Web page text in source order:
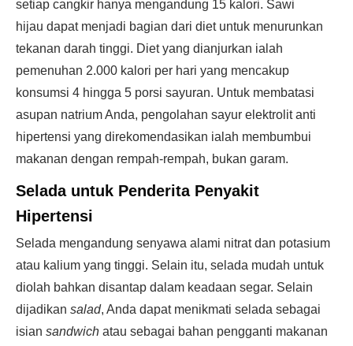
setiap cangkir hanya mengandung 15 kalori. Sawi
hijau dapat menjadi bagian dari diet untuk menurunkan
tekanan darah tinggi. Diet yang dianjurkan ialah
pemenuhan 2.000 kalori per hari yang mencakup
konsumsi 4 hingga 5 porsi sayuran. Untuk membatasi
asupan natrium Anda, pengolahan sayur elektrolit anti
hipertensi yang direkomendasikan ialah membumbui
makanan dengan rempah-rempah, bukan garam.
Selada untuk Penderita Penyakit
Hipertensi
Selada mengandung senyawa alami nitrat dan potasium
atau kalium yang tinggi. Selain itu, selada mudah untuk
diolah bahkan disantap dalam keadaan segar. Selain
dijadikan salad, Anda dapat menikmati selada sebagai
isian sandwich atau sebagai bahan pengganti makanan